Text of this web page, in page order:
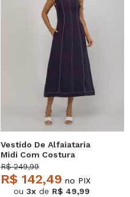
Vestido De Alfaiataria
Midi Com Costura
Contrastantes Azul
Salvatore
R$ 249,99
R$ 142,49 no PIX
ou 3x de R$ 49,99